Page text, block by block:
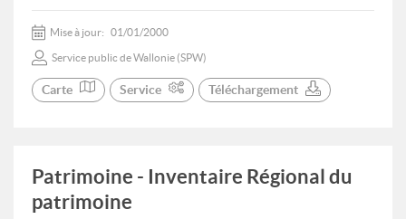
Mise à jour: 01/01/2000
Service public de Wallonie (SPW)
Carte Service Téléchargement
Patrimoine - Inventaire Régional du
patrimoine